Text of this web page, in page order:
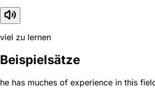
viel zu lernen
Beispielsätze
he has muches of experience in this